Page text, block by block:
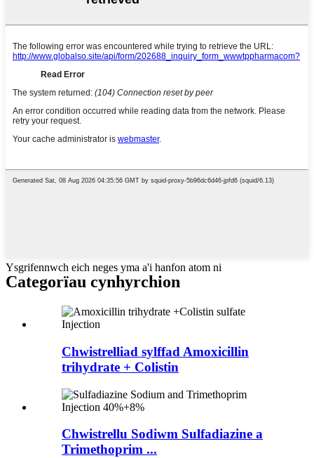
Ysgrifennwch eich neges yma a'i hanfon atom ni
Categorïau cynhyrchion
Chwistrelliad sylffad Amoxicillin
trihydrate + Colistin
Chwistrellu Sodiwm Sulfadiazine a
Trimethoprim ...